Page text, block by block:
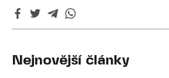
Nejnovější články